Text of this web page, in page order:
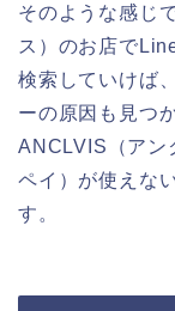
そのような感じ
ス）のお店で
検索していけば
ーの原因も見つ
ANCLVIS（アン
ペイ）が使えな
す。